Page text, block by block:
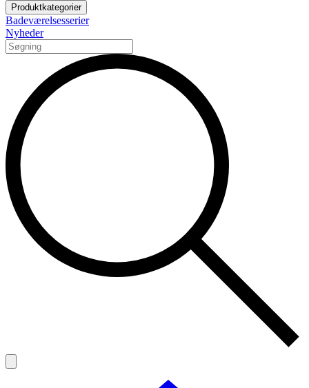
Produktkategorier
Badeværelsesserier
Nyheder